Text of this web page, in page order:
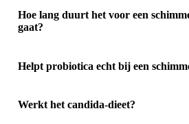
Hoe lang duurt het voor een
gaat?
Helpt probiotica echt bij een
Werkt het candida-dieet?